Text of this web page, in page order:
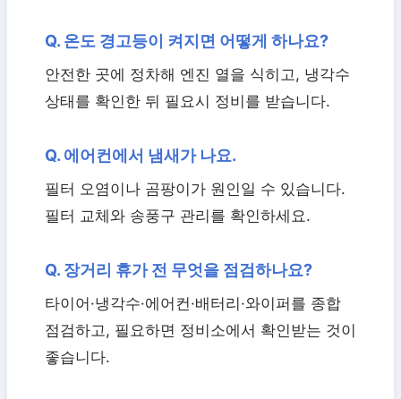
Q. 온도 경고등이 켜지면 어떻게 하나요?
안전한 곳에 정차해 엔진 열을 식히고, 냉각수
상태를 확인한 뒤 필요시 정비를 받습니다.
Q. 에어컨에서 냄새가 나요.
필터 오염이나 곰팡이가 원인일 수 있습니다.
필터 교체와 송풍구 관리를 확인하세요.
Q. 장거리 휴가 전 무엇을 점검하나요?
타이어·냉각수·에어컨·배터리·와이퍼를 종합
점검하고, 필요하면 정비소에서 확인받는 것이
좋습니다.